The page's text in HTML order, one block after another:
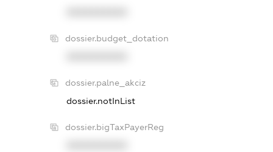
dossier.budget_dotation
dossier.palne_akciz
dossier.notInList
dossier.bigTaxPayerReg